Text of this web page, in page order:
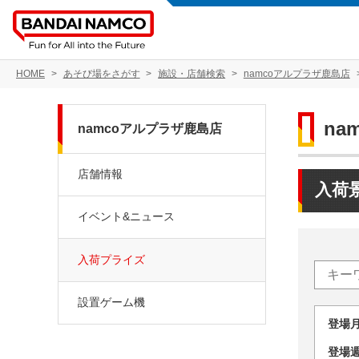
HOME あそび場をさがす 施設・店舗検索 namcoアルプラザ鹿島店
入荷
登
登
namcoアルプラザ鹿島店
店舗情報
イベント&ニュース
入荷プライズ
設置ゲーム機